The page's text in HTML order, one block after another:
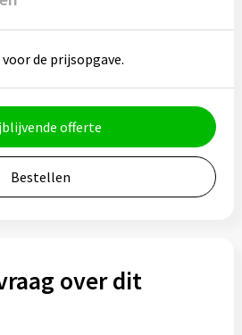
de prijsopgave.
offerte
Bestellen
over dit